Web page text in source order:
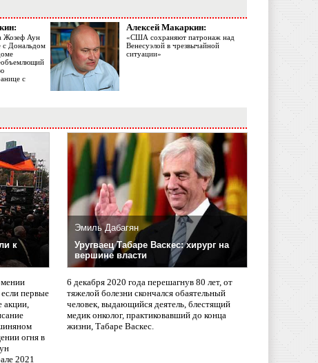
Жозеф Аун
с Дональдом
с
Алексей Макаркин:
«США сохраняют патронаж над
Венесуэлой в чрезвычайной
ситуации»
к
первые
акции,
огня в
2021
Эмиль Дабагян
Уругваец Табаре Васкес: хирург на
вершине власти
6 декабря 2020 года перешагнув 80 лет, от
тяжелой болезни скончался обаятельный
человек, выдающийся деятель, блестящий
медик онколог, практиковавший до конца
жизни, Табаре Васкес.